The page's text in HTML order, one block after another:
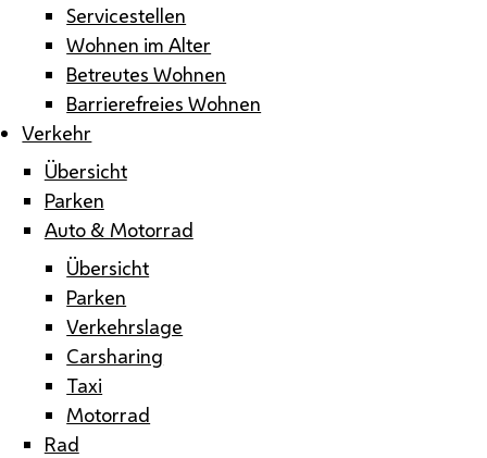
Servicestellen
Wohnen im Alter
Betreutes Wohnen
Barrierefreies Wohnen
Verkehr
Übersicht
Parken
Auto & Motorrad
Übersicht
Parken
Verkehrslage
Carsharing
Taxi
Motorrad
Rad